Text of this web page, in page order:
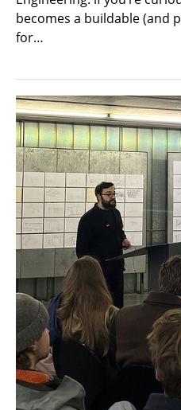
becomes a buildable (and
for…